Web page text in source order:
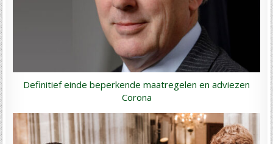
Definitief einde beperkende maatregelen en adviezen
Corona